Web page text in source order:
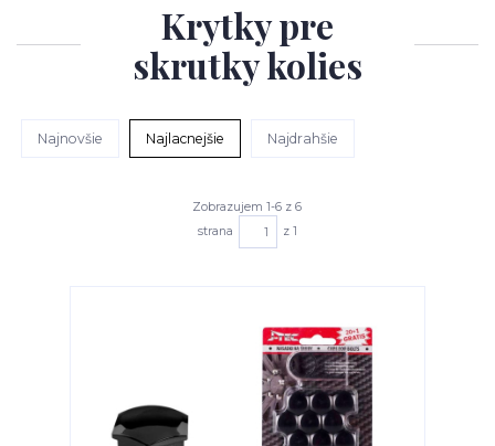
Krytky pre
skrutky kolies
Najnovšie Najlacnejšie Najdrahšie
Zobrazujem 1-6 z 6
strana
z 1